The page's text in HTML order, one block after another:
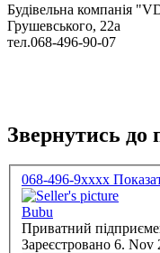
Будівельна компанія
Грушевського, 22а
тел.068-496-90-07
Звернутись до
068-496-9xxxx
Bubu
Приватний
Зареєстровано 6. Nov